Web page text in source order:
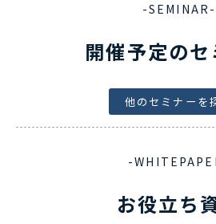
-SEMINAR-
開催予定のセ
他のセミナーを
-
お役立ち